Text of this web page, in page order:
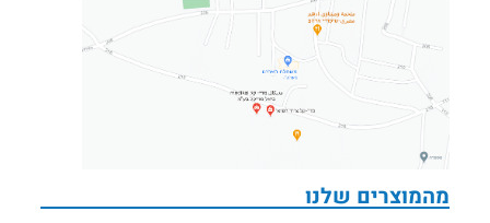
מהמוצרים שלנו